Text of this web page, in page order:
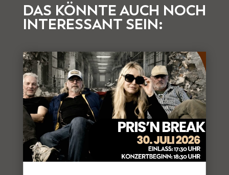
DAS KÖNNTE AUCH NOCH
INTERESSANT SEIN: